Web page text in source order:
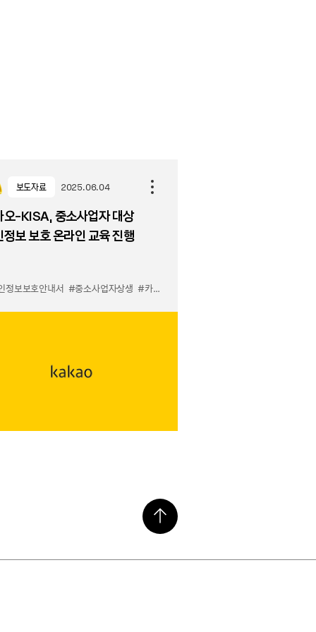
#소상공인
보도자료 2025.06.04
오-KISA, 중소사업자 대상
정보 보호 온라인 교육 진행
정보보호안내서 #중소사업자상생 #카카오비즈니스